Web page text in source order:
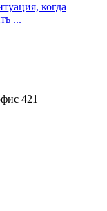
когда
...
421